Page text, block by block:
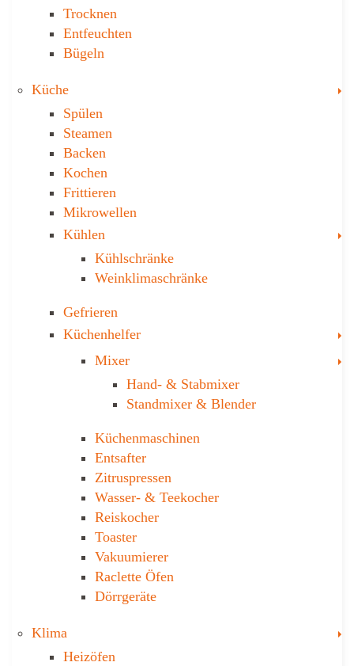
Trocknen
Ent­feuch­ten
Bügeln
Küche
Spülen
Steamen
Backen
Kochen
Frittieren
Mikrowellen
Kühlen
Kühl­schränke
Weinklima­schränke
Gefrieren
Küchenhelfer
Mixer
Hand- & ­Stabmixer
Stand­mixer & Blender
Küchen­maschinen
Entsafter
Zitruspressen
Wasser-­ & Teekocher
Reiskocher
Toaster
Vakuumierer
Raclette Öfen
Dörrgeräte
Klima
Heizöfen